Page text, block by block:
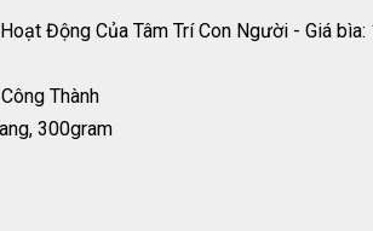
Động Của Tâm Trí Con Người - Giá
Thành
300gram